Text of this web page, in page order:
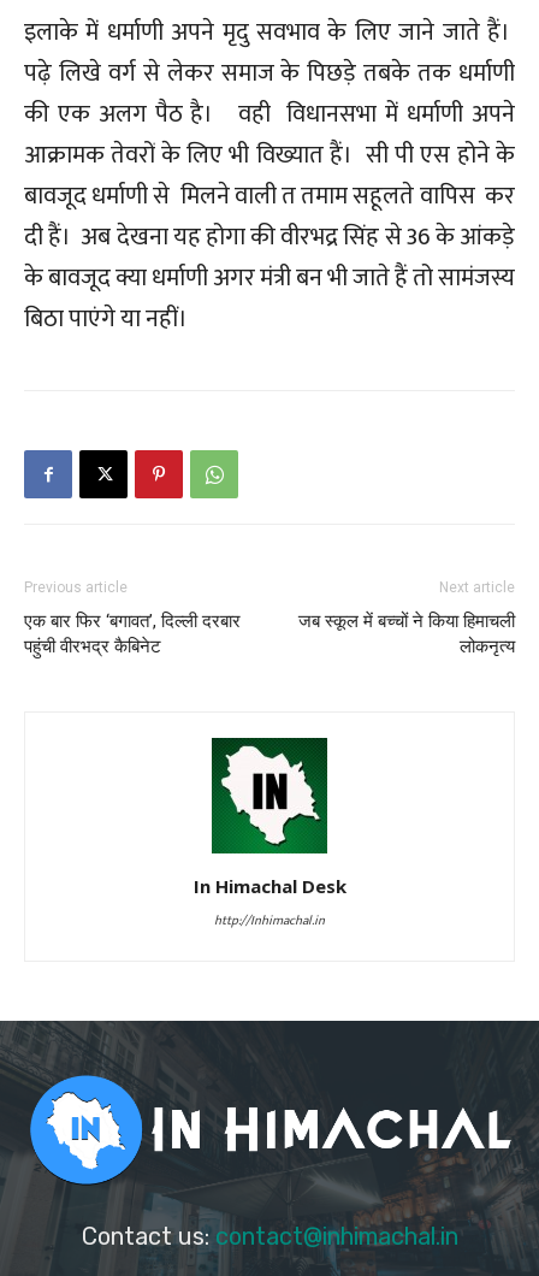
इलाके में धर्माणी अपने मृदु सवभाव के लिए जाने जाते हैं।
पढ़े लिखे वर्ग से लेकर समाज के पिछड़े तबके तक धर्माणी
की एक अलग पैठ है। वही विधानसभा में धर्माणी अपने
आक्रामक तेवरों के लिए भी विख्यात हैं। सी पी एस होने के
बावजूद धर्माणी से मिलने वाली त तमाम सहूलते वापिस कर
दी हैं। अब देखना यह होगा की वीरभद्र सिंह से 36 के आंकड़े
के बावजूद क्या धर्माणी अगर मंत्री बन भी जाते हैं तो सामंजस्य
बिठा पाएंगे या नहीं।
Previous article
एक बार फिर ‘बगावत’, दिल्ली दरबार
पहुंची वीरभद्र कैबिनेट
Next article
जब स्कूल में बच्चों ने किया हिमाचली
लोकनृत्य
In Himachal Desk
http://Inhimachal.in
Contact us: contact@inhimachal.in